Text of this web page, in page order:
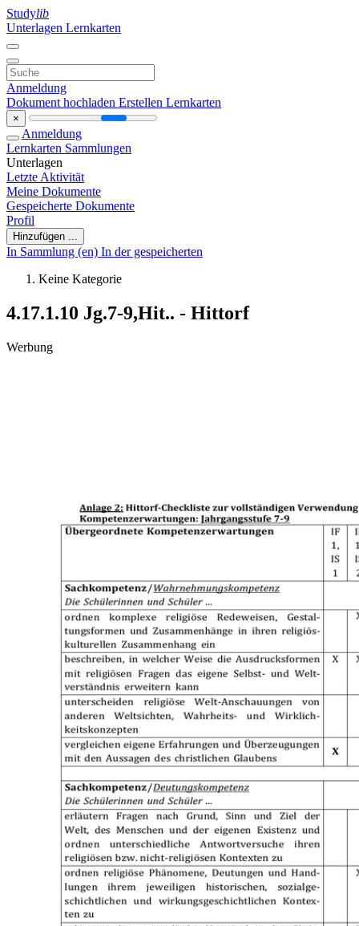
Studylib
Unterlagen Lernkarten
Anmeldung
Dokument hochladen Erstellen Lernkarten
×
Anmeldung
Lernkarten Sammlungen
Unterlagen
Letzte Aktivität
Meine Dokumente
Gespeicherte Dokumente
Profil
Hinzufügen ...
In Sammlung (en) In der gespeicherten
Keine Kategorie
4.17.1.10 Jg.7-9,Hit.. - Hittorf
Werbung